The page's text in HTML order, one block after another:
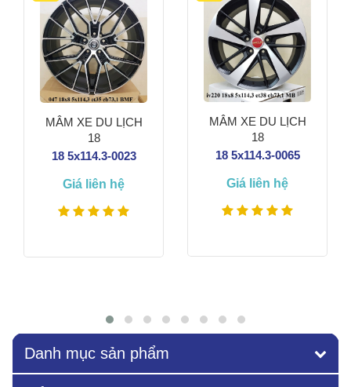
MÂM XE DU LỊCH
18
18 5x114.3-0023
Giá liên hệ
MÂM XE DU LỊCH
18
18 5x114.3-0065
Giá liên hệ
Danh mục sản phẩm